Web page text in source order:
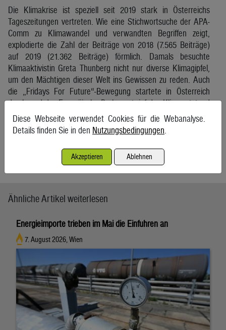
Die Klimakrise ist speziell seit 2019 stark in Österreichs
Tageszeitungen vertreten. Wie eine Stichwortsuche der APA-
Comm zu Klimawandel und verwandten Begriffen zeigt,
explodierte die Zahl der Beiträge von 2018 (7.565 Beiträge)
auf 2019 (21.362 Beiträge) förmlich. Damals besuchte
Klimaaktivistin Greta Thunberg nicht nur diverse Klimagipfel,
um den Mächtigen dieser Welt ins Gewissen zu reden. Auch
die „Fridays For Future“-Bewegung startete in Österreich
durch, und das Europäische Parlament rief den Klimanotstand
aus. Mit Beginn der Coronapandemie kam es zu einem
Rückgang (2020: 14.418 Beiträge), auf den aber wieder ein
Anstieg folgte. So ergab die Stichwortsuche für 2023 18.536
Beiträge und damit mehr als noch 2022 (17.481 Beiträge).
Ähnliche Artikel weiterlesen
Energieimporte trieben im Mai die Einfuhren an
7. August 2026, Wien
Diese Webseite verwendet Cookies für die Webanalyse.
Details finden Sie in den Nutzungsbedingungen.
Akzeptieren Ablehnen